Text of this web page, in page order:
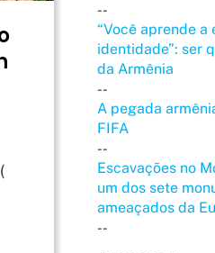
--
“Você aprende a
identidade”: ser
da Armênia
--
A pegada
FIFA
--
Escavações no
um dos sete
ameaçados da
--